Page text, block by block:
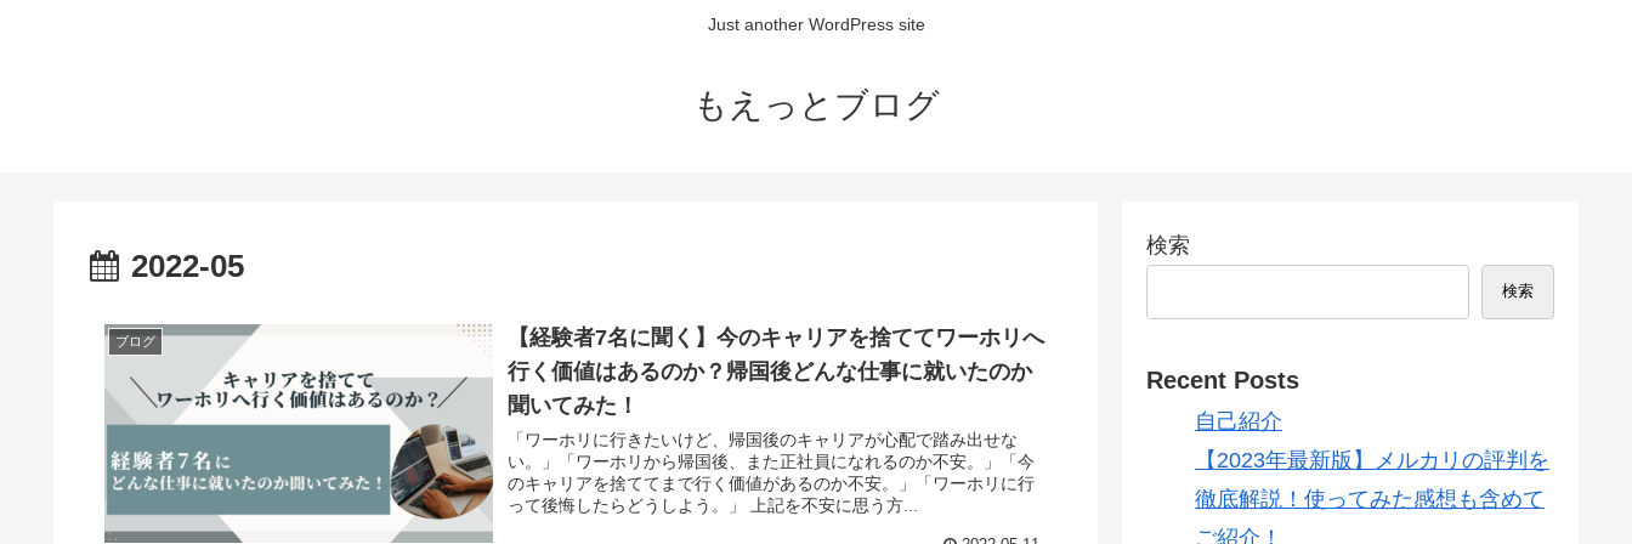
Just another WordPress site
もえっとブログ
2022-05
ブログ
【経験者7名に聞く】今のキャリアを捨ててワーホリへ
行く価値はあるのか？帰国後どんな仕事に就いたのか
聞いてみた！
「ワーホリに行きたいけど、帰国後のキャリアが心配で踏み出せな
い。」「ワーホリから帰国後、また正社員になれるのか不安。」「今
のキャリアを捨ててまで行く価値があるのか不安。」「ワーホリに行
って後悔したらどうしよう。」 上記を不安に思う方...
検索
検索
Recent Posts
自己紹介
【2023年最新版】メルカリの評判を
徹底解説！使ってみた感想も含めて
ご紹介！